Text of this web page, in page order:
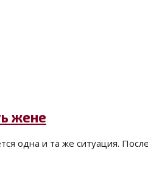
жене
одна и та же ситуация.